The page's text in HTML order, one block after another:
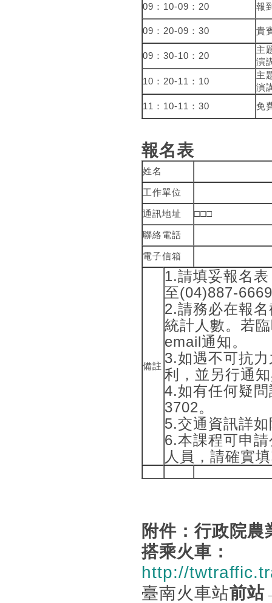
09：10-09：20 報
09：20-09：30 貴
09：30-10：20
主
演
10：20-11：10
主
演
11：10-11：30
免
報名表
姓名
工作單位
通訊地址 □□□
聯絡電話
電子信箱
備註
1.請填妥報名
至(04)887-
2.請務必在報
統計人數。若
email通知。
3.如遇不可抗
利，並另行通
4.如有任何疑
3702。
5.交通資訊詳
6.本課程可申
人員，請確實
附件：行政院
搭乘火車：
http://
臺南火車站前站